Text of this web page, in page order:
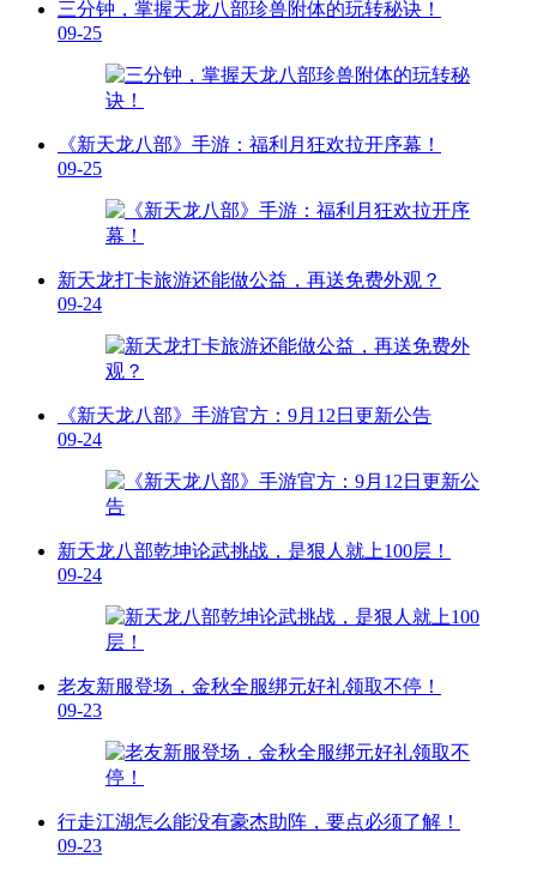
三分钟，掌握天龙八部珍兽附体的玩转秘诀！
09-25
《新天龙八部》手游：福利月狂欢拉开序幕！
09-25
新天龙打卡旅游还能做公益，再送免费外观？
09-24
《新天龙八部》手游官方：9月12日更新公告
09-24
新天龙八部乾坤论武挑战，是狠人就上100层！
09-24
老友新服登场，金秋全服绑元好礼领取不停！
09-23
行走江湖怎么能没有豪杰助阵，要点必须了解！
09-23